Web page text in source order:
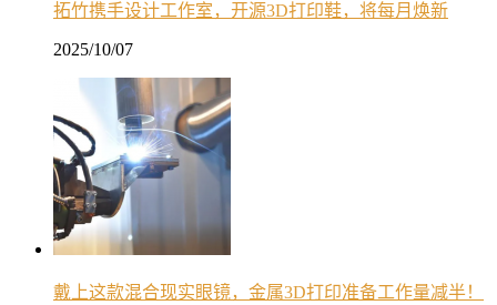
拓竹携手设计工作室，开源3D打印鞋，将每月焕新
2025/10/07
戴上这款混合现实眼镜，金属3D打印准备工作量减半！